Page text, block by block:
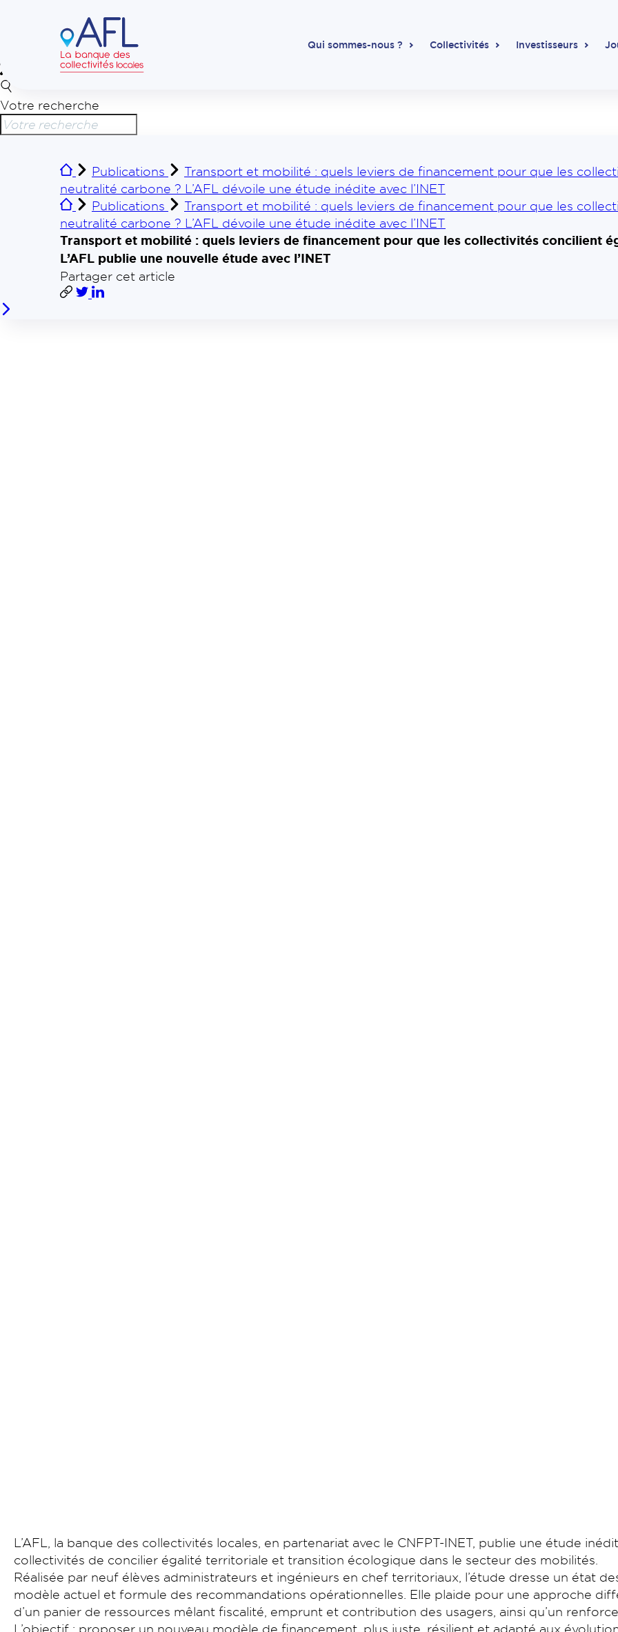
Qui sommes-nous ? Collectivités Investisseurs
Votre recherche
Publications
Transport et mobilité : quels leviers de financement pour que les
neutralité carbone ? L’AFL dévoile une étude inédite avec l’INET
Publications
Transport et mobilité : quels leviers de financement pour que les
neutralité carbone ? L’AFL dévoile une étude inédite avec l’INET
Transport et mobilité : quels leviers de financement pour que les collectivités concilient
L’AFL publie une nouvelle étude avec l’INET
Partager cet article
L’AFL, la banque des collectivités locales, en partenariat avec le CNFPT-INET, publie une étude
collectivités de concilier égalité territoriale et transition écologique dans le secteur des mobilités.
Réalisée par neuf élèves administrateurs et ingénieurs en chef territoriaux, l’étude dresse un état
modèle actuel et formule des recommandations opérationnelles. Elle plaide pour une approche
d’un panier de ressources mêlant fiscalité, emprunt et contribution des usagers, ainsi qu’un
L’objectif : proposer un nouveau modèle de financement, plus juste, résilient et adapté aux